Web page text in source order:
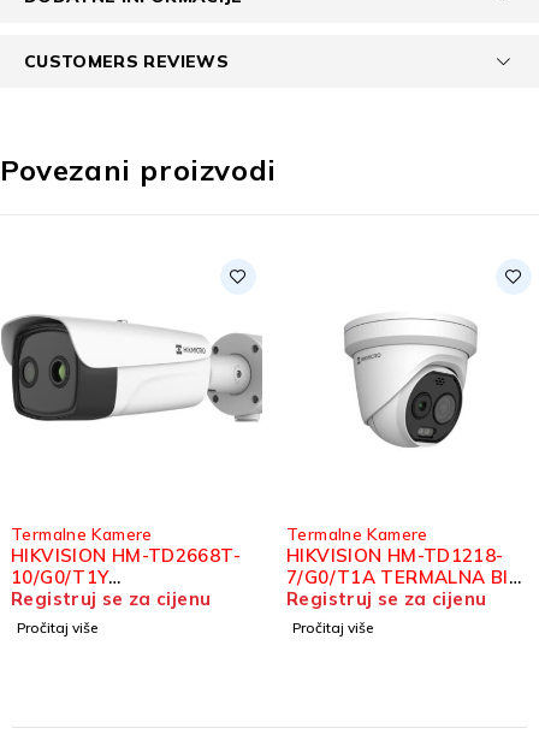
CUSTOMERS REVIEWS
Povezani proizvodi
Kamere
HM-TD2668T-
G0/T1Y
BI-
BULLET
se za cijenu
više
Termalne Kamere
HIKVISION HM-TD1218-
7/G0/T1A TERMALNA BI-
SPECTRUM IP TURRET
KAMERA
Registruj se za cijenu
Pročitaj više